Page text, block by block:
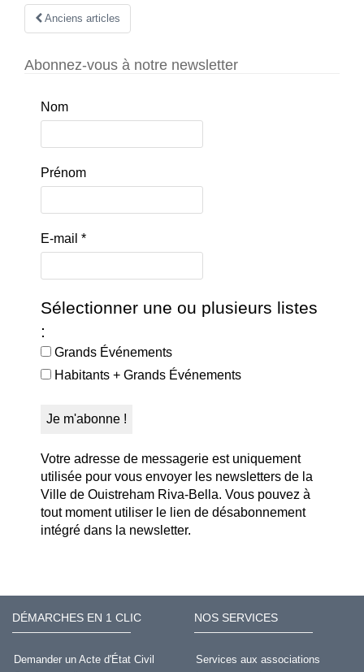
Navigation
au
sein
des
articles
Anciens articles
Abonnez-vous à notre newsletter
Nom
Prénom
E-mail *
Sélectionner une ou plusieurs listes
:
Grands Événements
Habitants + Grands Événements
Votre adresse de messagerie est uniquement
utilisée pour vous envoyer les newsletters de la
Ville de Ouistreham Riva-Bella. Vous pouvez à
tout moment utiliser le lien de désabonnement
intégré dans la newsletter.
DÉMARCHES EN 1 CLIC
Demander un Acte d'État Civil
NOS SERVICES
Services aux associations